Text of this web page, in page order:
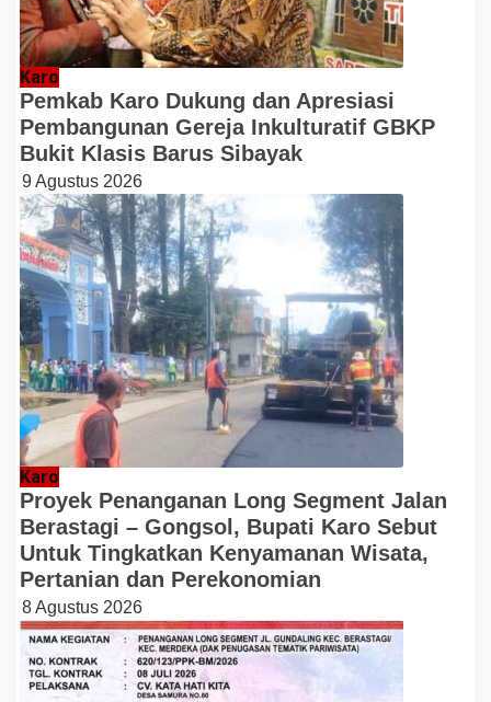
Karo
Pemkab Karo Dukung dan Apresiasi
Pembangunan Gereja Inkulturatif GBKP
Bukit Klasis Barus Sibayak
9 Agustus 2026
Karo
Proyek Penanganan Long Segment Jalan
Berastagi – Gongsol, Bupati Karo Sebut
Untuk Tingkatkan Kenyamanan Wisata,
Pertanian dan Perekonomian
8 Agustus 2026